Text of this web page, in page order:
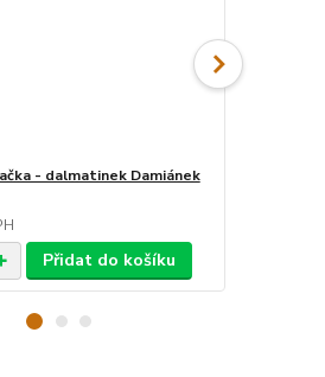
- dalmatinek Damiánek
Přidat do košíku